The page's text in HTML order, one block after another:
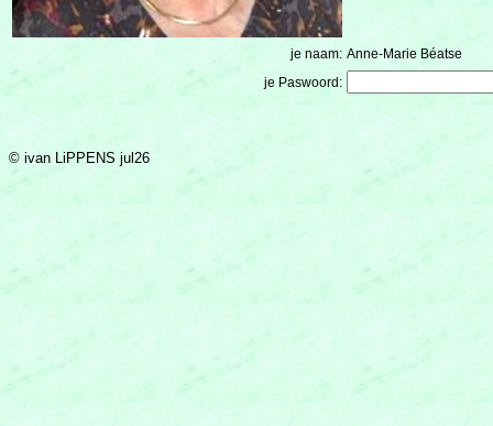
je naam: Anne-Marie Béatse
je Paswoord:
© ivan LiPPENS jul26